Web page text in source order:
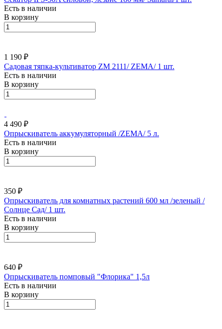
Есть в наличии
В корзину
1 190 ₽
Садовая тяпка-культиватор ZM 2111/ ZEMA/ 1 шт.
Есть в наличии
В корзину
4 490 ₽
Опрыскиватель аккумуляторный /ZEMA/ 5 л.
Есть в наличии
В корзину
350 ₽
Опрыскиватель для комнатных растений 600 мл /зеленый /
Солнце Сад/ 1 шт.
Есть в наличии
В корзину
640 ₽
Опрыскиватель помповый "Флорика" 1,5л
Есть в наличии
В корзину